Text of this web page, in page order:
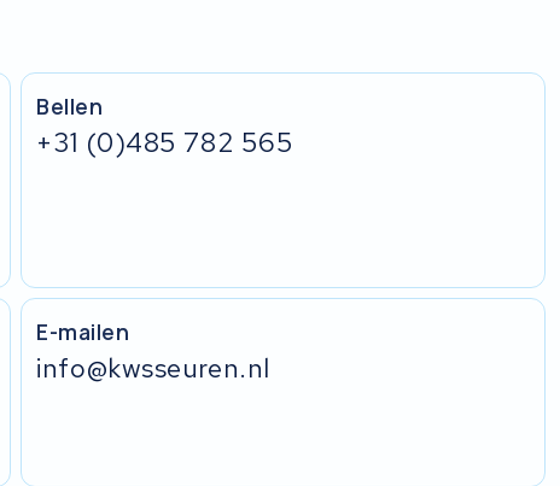
Bellen
+31 (0)485 782 565
E-mailen
info@kwsseuren.nl